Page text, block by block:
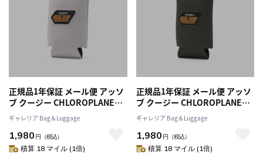
正規品1年保証 メール便 アッソ
ブ クージー CHLOROPLANE
AS2OV ORIGINAL KOOZIE ド
リンクホルダー ボトルホルダー
CHLOROPLANE SERIES 保冷
保温 水滴防止 防水 撥水 缶 カバ
ギャレリア Bag＆Luggage
1,980 円 （税込）
積算 18 マイル (1倍)
正規品1年保証 メール便 アッソ
ブ クージー CHLOROPLANE
AS2OV ORIGINAL KOOZIE ド
リンクホルダー ボトルホルダー
CHLOROPLANE SERIES 保冷
保温 水滴防止 防水 撥水 缶 カバ
ギャレリア Bag＆Luggage
1,980 円 （税込）
積算 18 マイル (1倍)